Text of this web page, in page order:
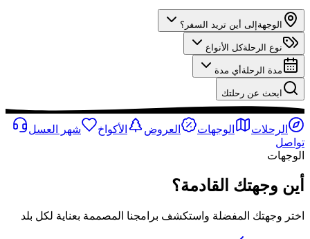
الوجهة إلى أين تريد السفر؟
نوع الرحلةكل الأنواع
مدة الرحلة أي مدة
ابحث عن رحلتك
الرحلات الوجهات العروض الأكواخ
شهر العسل
تواصل
الوجهات
أين وجهتك القادمة؟
اختر وجهتك المفضلة واستكشف برامجنا المصممة بعناية لكل بلد